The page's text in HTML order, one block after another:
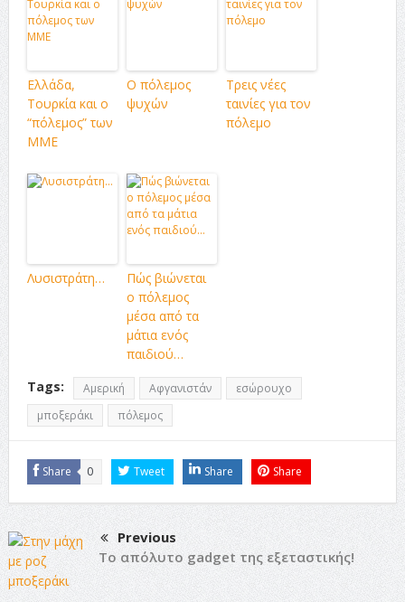
Ελλάδα,
Τουρκία και ο
“πόλεμος” των
ΜΜΕ
Ο πόλεμος
ψυχών
Τρεις νέες
ταινίες για τον
πόλεμο
Λυσιστράτη…
Πώς βιώνεται
ο πόλεμος
μέσα από τα
μάτια ενός
παιδιού…
Tags:
Αμερική Αφγανιστάν
εσώρουχο
μποξεράκι
πόλεμος
Share 0 Tweet Share Share
Previous
Το απόλυτο gadget της εξεταστικής!